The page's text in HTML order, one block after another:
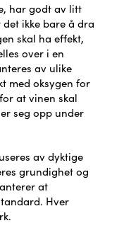
har godt av litt
ikke bare å dra
skal ha effekt,
over i en
av ulike
med oksygen for
at vinen skal
seg opp under
av dyktige
grundighet og
at
Hver